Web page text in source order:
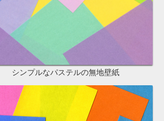
シンプルなパステルの無地壁紙